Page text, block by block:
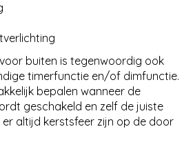
buiten is tegenwoordig ook
timerfunctie en/of dimfunctie.
bepalen wanneer de
geschakeld en zelf de juiste
er altijd kerstsfeer zijn op de door